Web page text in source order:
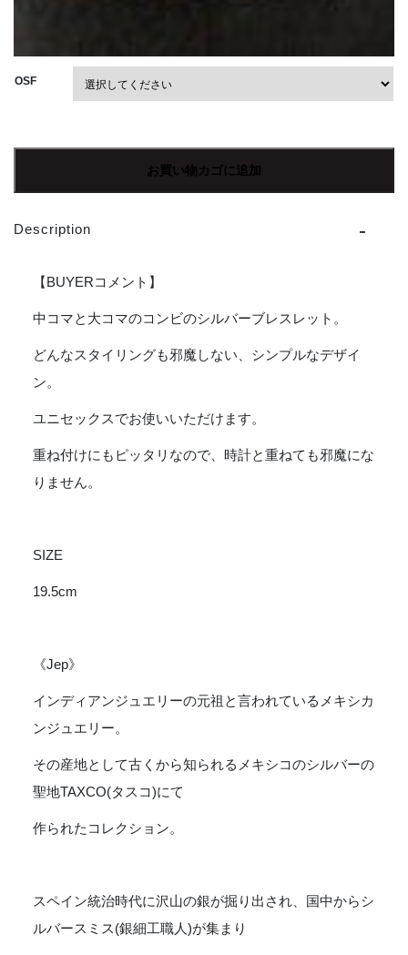
OSF
ジ
ー
ー
bracelet
SILVER
お買い物カゴに追加
Description
【BUYERコメント】
中コマと大コマのコンビのシルバーブレスレット。
どんなスタイリングも邪魔しない、シンプルなデザイ
ン。
ユニセックスでお使いいただけます。
重ね付けにもピッタリなので、時計と重ねても邪魔にな
りません。
SIZE
19.5cm
《Jep》
インディアンジュエリーの元祖と言われているメキシカ
ンジュエリー。
その産地として古くから知られるメキシコのシルバーの
聖地TAXCO(タスコ)にて
作られたコレクション。
スペイン統治時代に沢山の銀が掘り出され、国中からシ
ルバースミス(銀細工職人)が集まり